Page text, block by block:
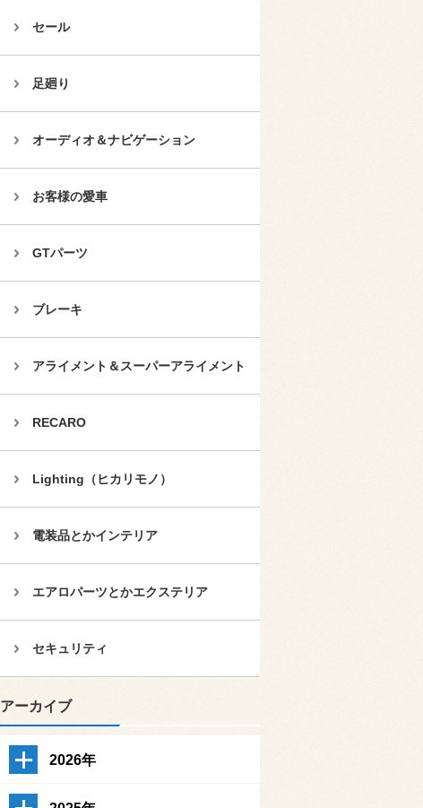
セール
足廻り
オーディオ＆ナビゲーション
お客様の愛車
GTパーツ
ブレーキ
アライメント＆スーパーアライメント
RECARO
Lighting（ヒカリモノ）
電装品とかインテリア
エアロパーツとかエクステリア
セキュリティ
アーカイブ
2026年